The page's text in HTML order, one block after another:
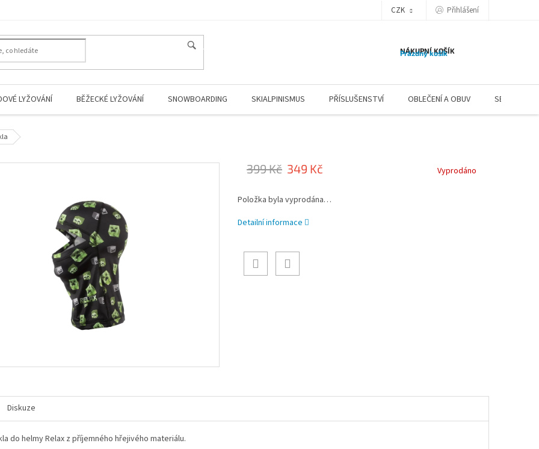
CZK Přihlášení
NÁKUPNÍ KOŠÍK
Prázdný košík
LYŽOVÁNÍ BĚŽECKÉ LYŽOVÁNÍ SNOWBOARDING SKIALPINISMUS PŘÍSLUŠENSTVÍ OBLEČENÍ A OBUV SERVIS
399 Kč 349 Kč
cena:
Vyprodáno
Položka byla vyprodána…
Detailní informace
Diskuze
do helmy Relax z příjemného hřejivého materiálu.